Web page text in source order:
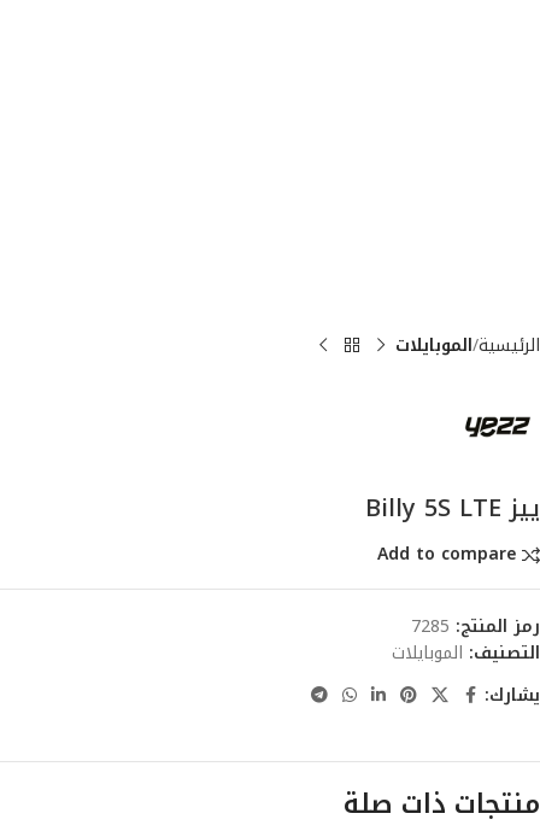
الرئيسية الموبايلات
ييز Billy 5S LTE
Add to compare
رمز المنتج: 7285
التصنيف: الموبايلات
يشارك:
منتجات ذات صلة